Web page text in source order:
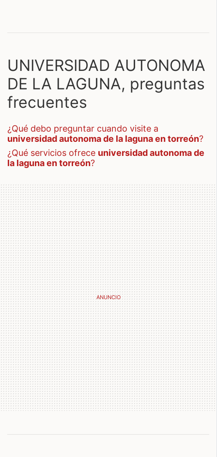
UNIVERSIDAD AUTONOMA
DE LA LAGUNA, preguntas
frecuentes
¿qué debo preguntar cuando visite a
universidad autonoma de la laguna en torreón?
¿qué servicios ofrece universidad autonoma de
la laguna en torreón?